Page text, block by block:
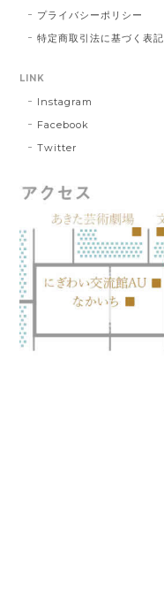
プライバシーポリシー
特定商取引法に基づく表記
LINK
Instagram
Facebook
Twitter